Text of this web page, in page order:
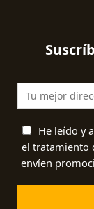
He leído y
el tratamiento
envíen